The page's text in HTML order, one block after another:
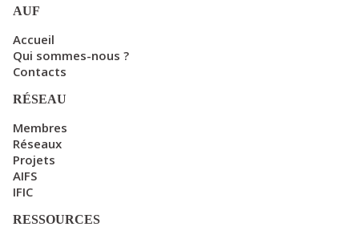
AUF
Accueil
Qui sommes-nous ?
Contacts
RÉSEAU
Membres
Réseaux
Projets
AIFS
IFIC
RESSOURCES